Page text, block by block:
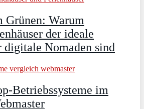
Warum
der ideale
digitale Nomaden sind
Betriebssysteme im